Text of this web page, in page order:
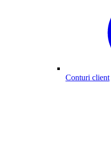
Conturi client